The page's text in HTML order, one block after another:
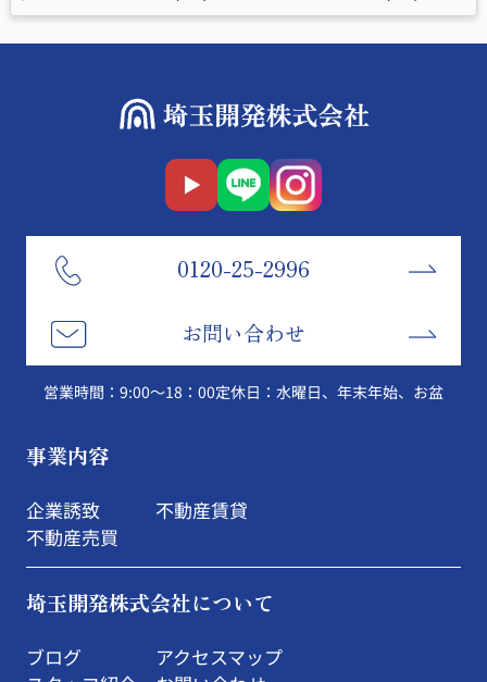
0120-25-2996
お問い合わせ
営業時間：9:00～18：00定休日：水曜日、年末年始、お盆
事業内容
企業誘致
不動産売買
不動産賃貸
埼玉開発株式会社について
ブログ
アクセスマップ